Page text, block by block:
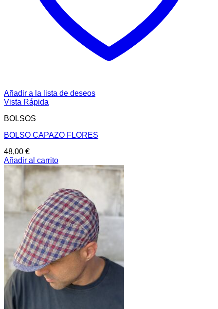
Añadir a la lista de deseos
Vista Rápida
BOLSOS
BOLSO CAPAZO FLORES
48,00 €
Añadir al carrito